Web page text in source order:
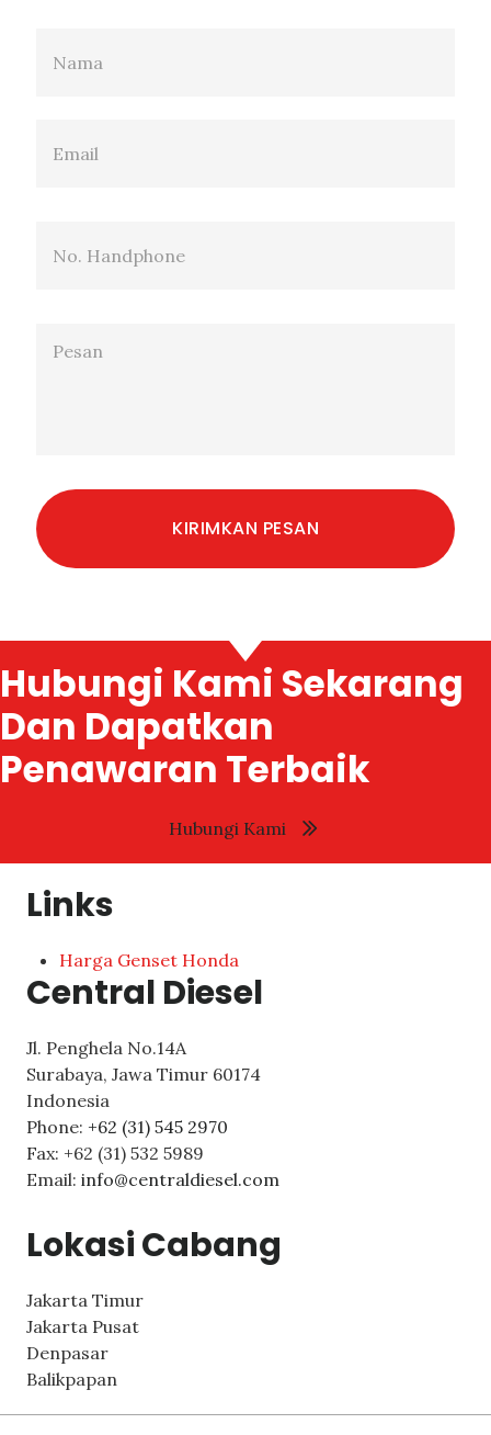
Hubungi Kami Sekarang
Dan Dapatkan
Penawaran Terbaik
Hubungi Kami
Links
Harga Genset Honda
Central Diesel
Jl. Penghela No.14A
Surabaya, Jawa Timur 60174
Indonesia
Phone: +62 (31) 545 2970
Fax: +62 (31) 532 5989
Email: info@centraldiesel.com
Lokasi Cabang
Jakarta Timur
Jakarta Pusat
Denpasar
Balikpapan